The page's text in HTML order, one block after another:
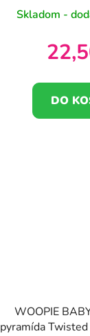
Skladom -
DO
WOOPIE
pyramída